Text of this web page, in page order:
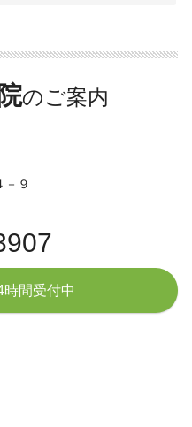
－９
時間受付中